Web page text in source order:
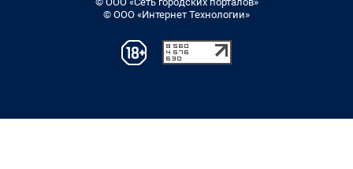
© ООО «Интернет Технологии»